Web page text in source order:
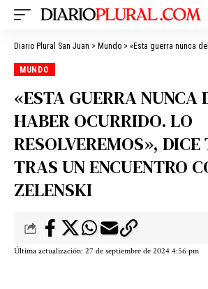
Diario Plural San Juan > Mundo > «Esta guerra nunca debió haber ocurrido. Lo
MUNDO
«ESTA GUERRA NUNCA
HABER OCURRIDO. LO
RESOLVEREMOS», DICE
TRAS UN ENCUENTRO
ZELENSKI
Última actualización: 27 de septiembre de 2024 4:56 pm